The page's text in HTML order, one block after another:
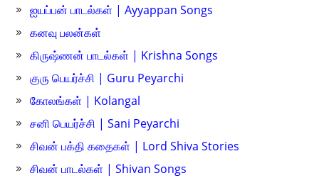
ஐயப்பன் பாடல்கள் | Ayyappan Songs
கனவு பலன்கள்
கிருஷ்ணன் பாடல்கள் | Krishna Songs
குரு பெயர்ச்சி | Guru Peyarchi
கோலங்கள் | Kolangal
சனி பெயர்ச்சி | Sani Peyarchi
சிவன் பக்தி கதைகள் | Lord Shiva Stories
சிவன் பாடல்கள் | Shivan Songs